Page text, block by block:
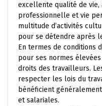
excellente qualité de
professionnelle et vie
multitude d’activités
pour se détendre après
En termes de conditions
pour ses normes
droits des travailleurs.
respecter les lois du
bénéficient
et salariales.